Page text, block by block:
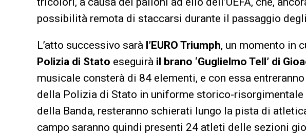
possibilità remota di staccarsi durante il passaggio
L’atto successivo sarà l’EURO Triumph, un momento in
Polizia di Stato eseguirà il brano ‘Guglielmo Tell’ di
musicale consterà di 84 elementi, e con essa
della Polizia di Stato in uniforme storico-risorgimentale
della Banda, resteranno schierati lungo la pista di
campo saranno quindi presenti 24 atleti delle sezioni